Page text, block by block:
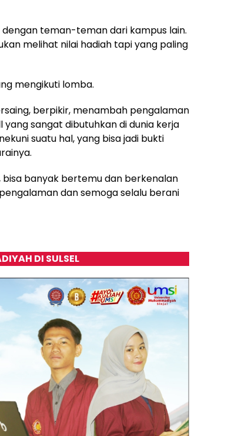
dengan teman-teman dari kampus lain.
melihat nilai hadiah tapi yang paling
mengikuti lomba.
berpikir, menambah pengalaman
yang sangat dibutuhkan di dunia kerja
suatu hal, yang bisa jadi bukti
bisa banyak bertemu dan berkenalan
dan semoga selalu berani
DI SULSEL